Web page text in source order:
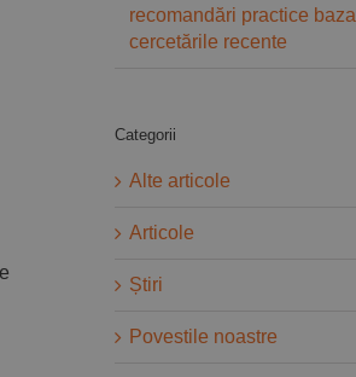
recomandări practice
cercetările recente
Categorii
Alte articole
Articole
Știri
Povestile noastre